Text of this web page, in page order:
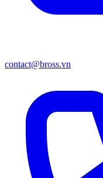
contact@bross.vn